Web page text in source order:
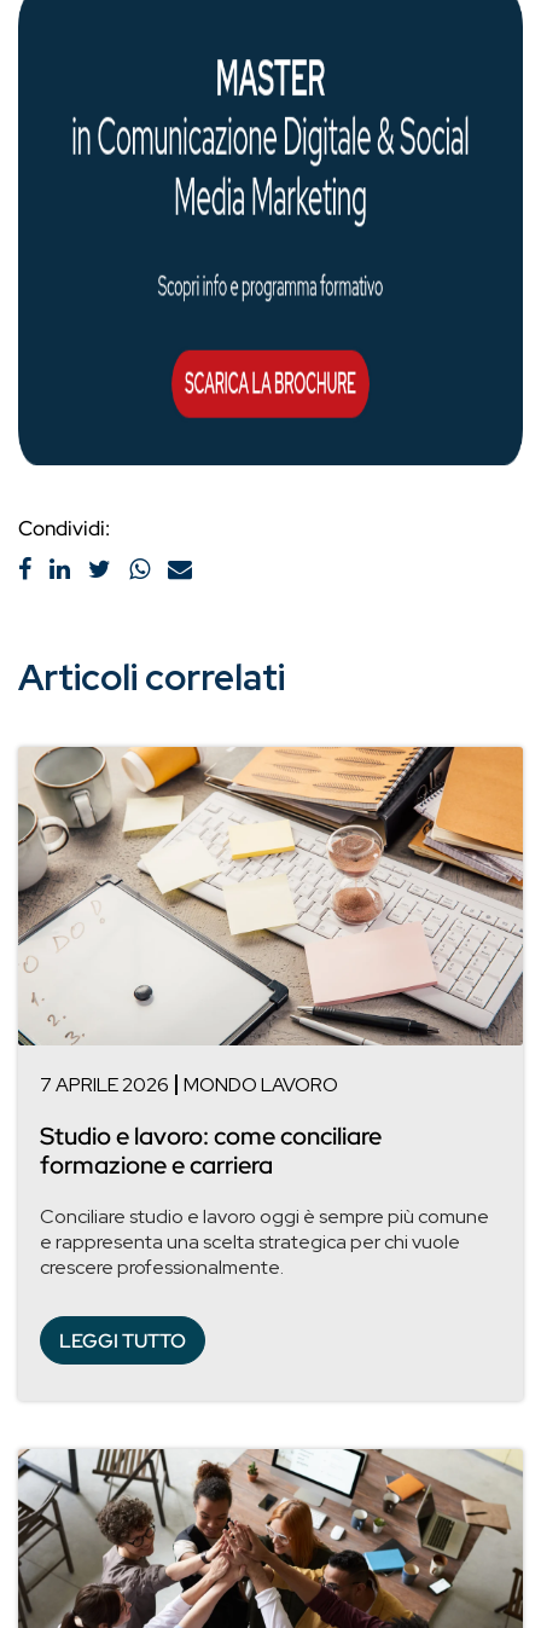
Condividi:
Articoli correlati
7 APRILE 2026 MONDO LAVORO
Studio e lavoro: come conciliare
formazione e carriera
Conciliare studio e lavoro oggi è sempre più comune
e rappresenta una scelta strategica per chi vuole
crescere professionalmente.
LEGGI TUTTO